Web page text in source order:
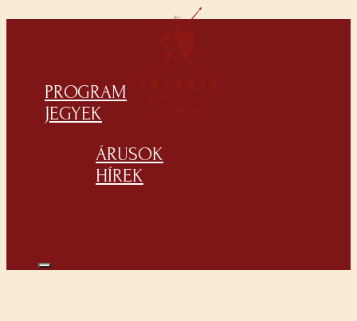
PROGRAM
JEGYEK
ÁRUSOK
HÍREK